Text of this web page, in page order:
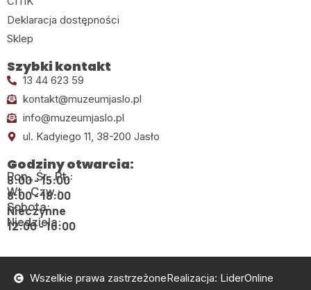
Deklaracja dostępności
Sklep
Szybki kontakt
13 44 623 59
kontakt@muzeumjaslo.pl
info@muzeumjaslo.pl
ul. Kadyiego 11, 38-200 Jasło
Godziny otwarcia:
Pon., Śr., Pt.:
8:00 - 15:00
Wt., Czw.:
8:00 - 18:00
Sobota:
Nieczynne
Niedziela:
12:00 - 16:00
Wszelkie prawa zastrzeżoneRealizacja: LiderOnline